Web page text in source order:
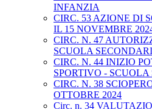
INFANZIA
CIRC. 53 AZIONE DI
IL 15 NOVEMBRE
CIRC. N. 47
SCUOLA
CIRC. N. 44 INIZIO
SPORTIVO -
CIRC. N. 38
OTTOBRE 2024
Circ. n. 34